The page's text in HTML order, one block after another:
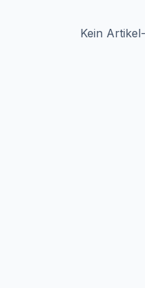
Kein